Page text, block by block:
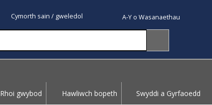
Cymorth sain / gweledol A-Y o Wasanaethau
Rhoi gwybod Hawliwch bopeth Swyddi a Gyrfaoedd